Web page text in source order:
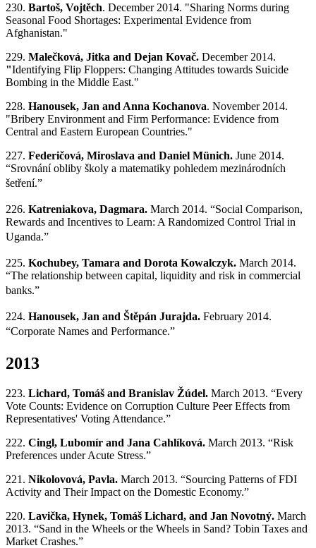
230. Bartoš, Vojtěch. December 2014. "Sharing Norms during
Seasonal Food Shortages: Experimental Evidence from
Afghanistan."
229. Malečková, Jitka and Dejan Kovač. December 2014.
"Identifying Flip Floppers: Changing Attitudes towards Suicide
Bombing in the Middle East."
228. Hanousek, Jan and Anna Kochanova. November 2014.
"Bribery Environment and Firm Performance: Evidence from
Central and Eastern European Countries."
227. Federičová, Miroslava and Daniel Münich. June 2014.
“Srovnání obliby školy a matematiky pohledem mezinárodních
šetření.”
226. Katreniakova, Dagmara. March 2014. “Social Comparison,
Rewards and Incentives to Learn: A Randomized Control Trial in
Uganda.”
225. Kochubey, Tamara and Dorota Kowalczyk. March 2014.
“The relationship between capital, liquidity and risk in commercial
banks.”
224. Hanousek, Jan and Štěpán Jurajda. February 2014.
“Corporate Names and Performance.”
2013
223. Lichard, Tomáš and Branislav Žúdel. March 2013. “Every
Vote Counts: Evidence on Corruption Culture Peer Effects from
Representatives' Voting Attendance.”
222. Cingl, Lubomír and Jana Cahlíková. March 2013. “Risk
Preferences under Acute Stress.”
221. Nikolovová, Pavla. March 2013. “Sourcing Patterns of FDI
Activity and Their Impact on the Domestic Economy.”
220. Lavička, Hynek, Tomáš Lichard, and Jan Novotný. March
2013. “Sand in the Wheels or the Wheels in Sand? Tobin Taxes and
Market Crashes.”